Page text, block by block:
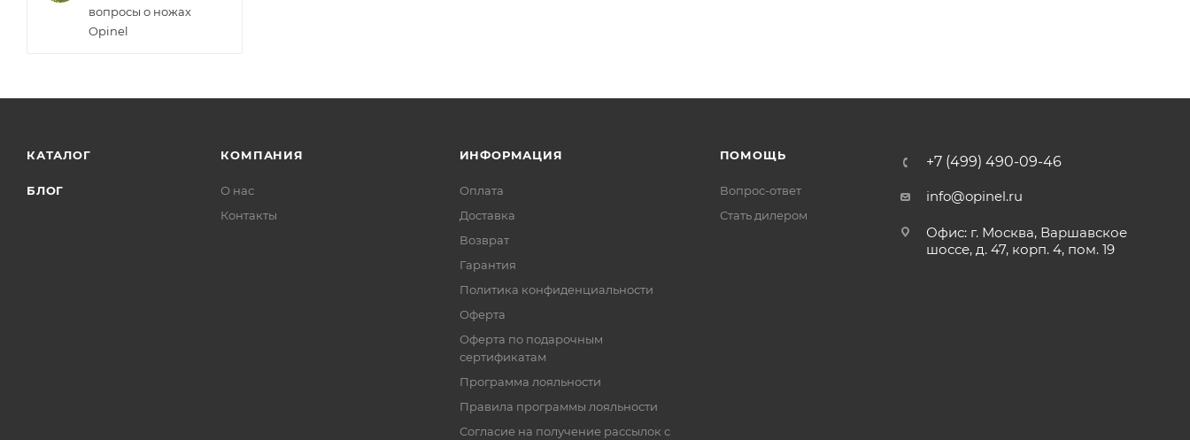
вопросы о ножах
Opinel
КАТАЛОГ
БЛОГ
КОМПАНИЯ
О нас
Контакты
ИНФОРМАЦИЯ
Оплата
Доставка
Возврат
Гарантия
Политика конфиденциальности
Оферта
Оферта по подарочным
сертификатам
Программа лояльности
Правила программы лояльности
Согласие на получение рассылок с
ПОМОЩЬ
Вопрос-ответ
Стать дилером
+7 (499) 490-09-46
info@opinel.ru
Офис: г. Москва, Варшавское
шоссе, д. 47, корп. 4, пом. 19